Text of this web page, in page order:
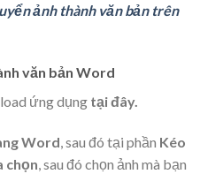
ảnh thành văn bản trên
văn bản Word
ứng dụng tại đây.
Word, sau đó tại phần Kéo
chọn, sau đó chọn ảnh mà bạn